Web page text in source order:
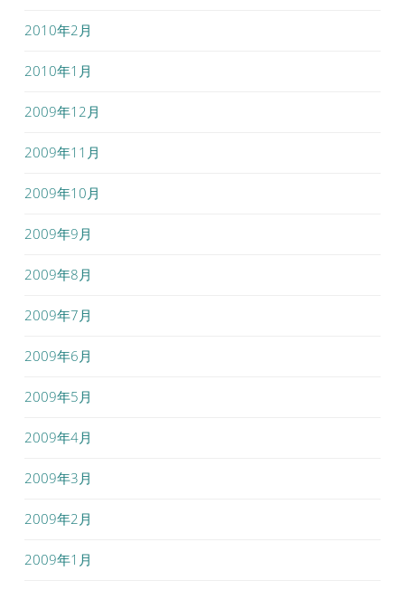
2010年2月
2010年1月
2009年12月
2009年11月
2009年10月
2009年9月
2009年8月
2009年7月
2009年6月
2009年5月
2009年4月
2009年3月
2009年2月
2009年1月